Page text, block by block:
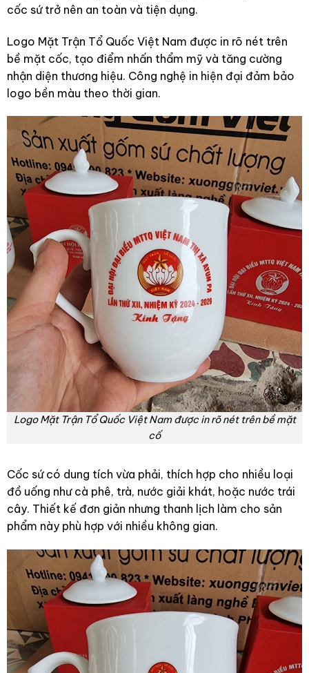
cốc sứ trở nên an toàn và tiện dụng.
Logo Mặt Trận Tổ Quốc Việt Nam được in rõ nét trên
bề mặt cốc, tạo điểm nhấn thẩm mỹ và tăng cường
nhận diện thương hiệu. Công nghệ in hiện đại đảm bảo
logo bền màu theo thời gian.
Logo Mặt Trận Tổ Quốc Việt Nam được in rõ nét trên bề mặt
cố
Cốc sứ có dung tích vừa phải, thích hợp cho nhiều loại
đồ uống như cà phê, trà, nước giải khát, hoặc nước trái
cây. Thiết kế đơn giản nhưng thanh lịch làm cho sản
phẩm này phù hợp với nhiều không gian.